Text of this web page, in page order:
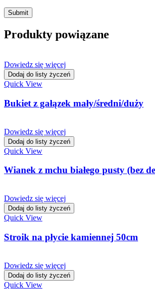
Produkty powiązane
Dowiedz się więcej
Dodaj do listy życzeń
Quick View
Bukiet z gałązek mały/średni/duży
Dowiedz się więcej
Dodaj do listy życzeń
Quick View
Wianek z mchu białego pusty (bez
Dowiedz się więcej
Dodaj do listy życzeń
Quick View
Stroik na płycie kamiennej 50cm
Dowiedz się więcej
Dodaj do listy życzeń
Quick View